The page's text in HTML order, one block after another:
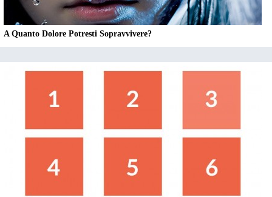
A Quanto Dolore Potresti Sopravvivere?